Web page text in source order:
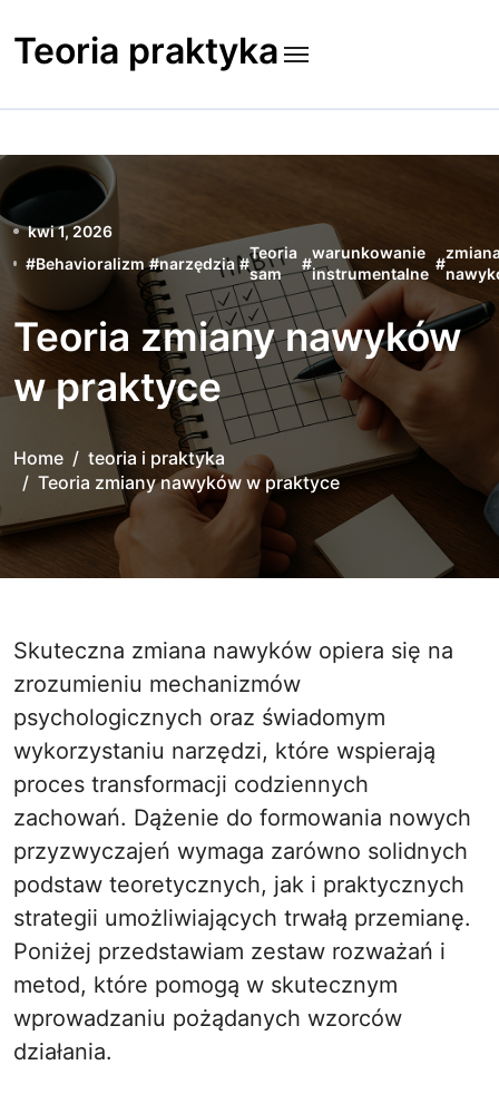
to
content
Teoria praktyka
kwi 1, 2026
#Behavioralizm #narzędzia #
Teoria
sam
#
warunkowanie
instrumentalne
#
Teoria zmiany nawyków
w praktyce
Home
teoria i praktyka
Teoria zmiany nawyków w praktyce
Skuteczna zmiana nawyków opiera się na
zrozumieniu mechanizmów
psychologicznych oraz świadomym
wykorzystaniu narzędzi, które wspierają
proces transformacji codziennych
zachowań. Dążenie do formowania nowych
przyzwyczajeń wymaga zarówno solidnych
podstaw teoretycznych, jak i praktycznych
strategii umożliwiających trwałą przemianę.
Poniżej przedstawiam zestaw rozważań i
metod, które pomogą w skutecznym
wprowadzaniu pożądanych wzorców
działania.